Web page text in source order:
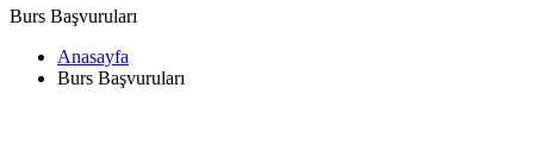
Burs Başvuruları
Anasayfa
Burs Başvuruları